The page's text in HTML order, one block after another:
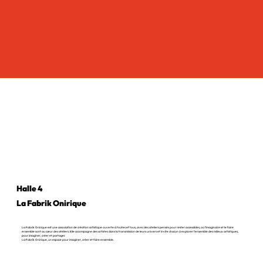
La Fabrik Onirique est une association de création artistique ouverte à toutes et tous, avec des ateliers pensés pour rester accessibles, où l’imaginaire et le faire
ensemble sont au cœur des ateliers. Elle accompagne des artistes dans la transmission de leurs univers et invite chacun à explorer l’ensemble des milieux artistiques,
pour imaginer, créer et partager.
La Fabrik Onirique, un espace pour imaginer, créer et faire ensemble.
Halle 4
La Fabrik Onirique